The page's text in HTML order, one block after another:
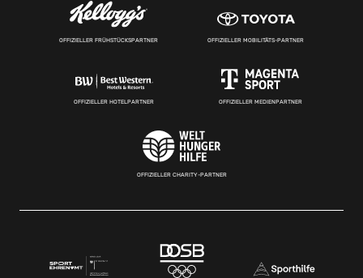
OFFIZIELLER FRÜHSTÜCKSPARTNER OFFIZIELLER MOBILITÄTS-PARTNER
OFFIZIELLER HOTELPARTNER OFFIZIELLER MEDIENPARTNER
OFFIZIELLER CHARITY-PARTNER